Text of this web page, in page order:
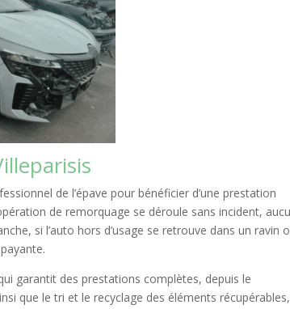
de l’épave pour bénéficier d’une prestation
de remorquage se déroule sans incident,
si l’auto hors d’usage se retrouve dans un ravin
garantit des prestations complètes, depuis le
que le tri et le recyclage des éléments récupérables,